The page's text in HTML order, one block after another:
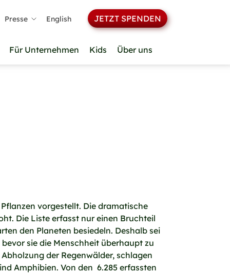
Presse English JETZT SPENDEN
Für Unternehmen Kids Über uns
vorgestellt. Die dramatische
Die Liste erfasst nur einen Bruchteil
den Planeten besiedeln. Deshalb sei
sie die Menschheit überhaupt zu
der Regenwälder, schlagen
Amphibien. Von den 6.285 erfassten